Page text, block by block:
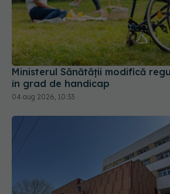
Ministerul Sănătății modifică
în grad de handicap
04 aug 2026, 10:33